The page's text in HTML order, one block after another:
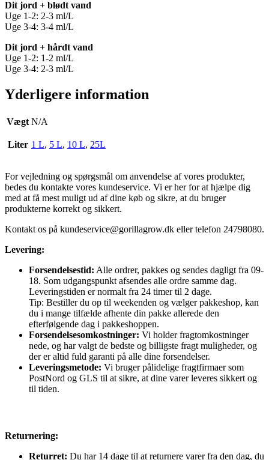
Dit jord + blødt vand
Uge 1-2: 2-3 ml/L
Uge 3-4: 3-4 ml/L
Dit jord + hårdt vand
Uge 1-2: 1-2 ml/L
Uge 3-4: 2-3 ml/L
Yderligere information
Vægt N/A
Liter 1 L, 5 L, 10 L, 25L
For vejledning og spørgsmål om anvendelse af vores produkter,
bedes du kontakte vores kundeservice. Vi er her for at hjælpe dig
med at få mest muligt ud af dine køb og sikre, at du bruger
produkterne korrekt og sikkert.
Kontakt os på kundeservice@gorillagrow.dk eller telefon 24798080.
Levering:
Forsendelsestid: Alle ordrer, pakkes og sendes dagligt fra 09-
18. Som udgangspunkt afsendes alle ordre samme dag.
Leveringstiden er normalt fra 24 timer til 2 dage.
Tip: Bestiller du op til weekenden og vælger pakkeshop, kan
du i mange tilfælde afhente din pakke allerede den
efterfølgende dag i pakkeshoppen.
Forsendelsesomkostninger: Vi holder fragtomkostninger
nede, og har valgt de bedste og billigste fragt muligheder, og
der er altid fuld garanti på alle dine forsendelser.
Leveringsmetode: Vi bruger pålidelige fragtfirmaer som
PostNord og GLS til at sikre, at dine varer leveres sikkert og
til tiden.
Returnering:
Returret: Du har 14 dage til at returnere varer fra den dag, du